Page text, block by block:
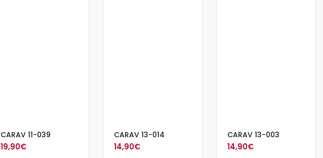
CARAV 11-039
19,90€
CARAV 13-014
14,90€
CARAV 13-003
14,90€